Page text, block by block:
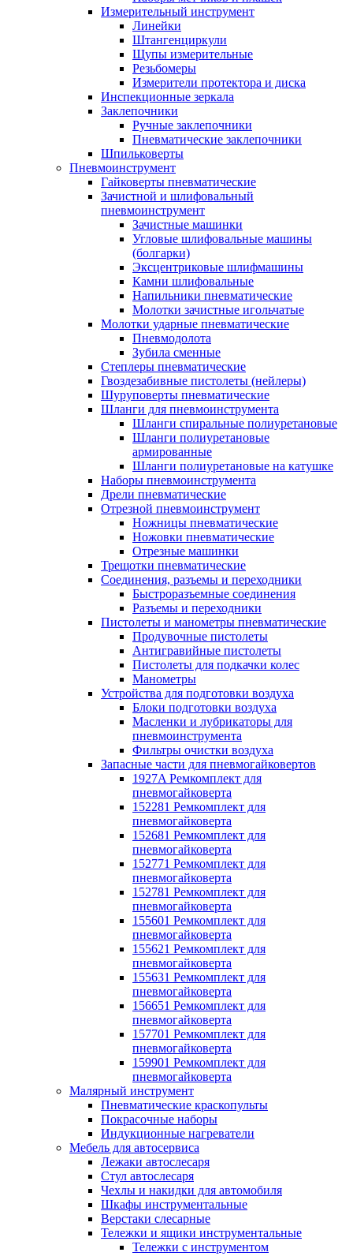
Измерительный инструмент
Линейки
Штангенциркули
Щупы измерительные
Резьбомеры
Измерители протектора и диска
Инспекционные зеркала
Заклепочники
Ручные заклепочники
Пневматические заклепочники
Шпильковерты
Пневмоинструмент
Гайковерты пневматические
Зачистной и шлифовальный
пневмоинструмент
Зачистные машинки
Угловые шлифовальные машины
(болгарки)
Эксцентриковые шлифмашины
Камни шлифовальные
Напильники пневматические
Молотки зачистные игольчатые
Молотки ударные пневматические
Пневмодолота
Зубила сменные
Степлеры пневматические
Гвоздезабивные пистолеты (нейлеры)
Шуруповерты пневматические
Шланги для пневмоинструмента
Шланги спиральные полиуретановые
Шланги полиуретановые
армированные
Шланги полиуретановые на катушке
Наборы пневмоинструмента
Дрели пневматические
Отрезной пневмоинструмент
Ножницы пневматические
Ножовки пневматические
Отрезные машинки
Трещотки пневматические
Соединения, разъемы и переходники
Быстроразъемные соединения
Разъемы и переходники
Пистолеты и манометры пневматические
Продувочные пистолеты
Антигравийные пистолеты
Пистолеты для подкачки колес
Манометры
Устройства для подготовки воздуха
Блоки подготовки воздуха
Масленки и лубрикаторы для
пневмоинструмента
Фильтры очистки воздуха
Запасные части для пневмогайковертов
1927A Ремкомплект для
пневмогайковерта
152281 Ремкомплект для
пневмогайковерта
152681 Ремкомплект для
пневмогайковерта
152771 Ремкомплект для
пневмогайковерта
152781 Ремкомплект для
пневмогайковерта
155601 Ремкомплект для
пневмогайковерта
155621 Ремкомплект для
пневмогайковерта
155631 Ремкомплект для
пневмогайковерта
156651 Ремкомплект для
пневмогайковерта
157701 Ремкомплект для
пневмогайковерта
159901 Ремкомплект для
пневмогайковерта
Малярный инструмент
Пневматические краскопульты
Покрасочные наборы
Индукционные нагреватели
Мебель для автосервиса
Лежаки автослесаря
Стул автослесаря
Чехлы и накидки для автомобиля
Шкафы инструментальные
Верстаки слесарные
Тележки и ящики инструментальные
Тележки с инструментом